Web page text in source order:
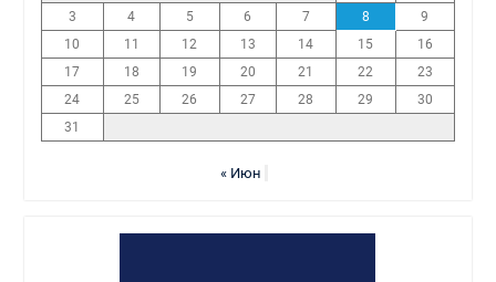
3
4 5 6 7 8
9
10
11 12 13 14 15
16
17
18 19 20 21 22
23
24
25 26 27 28 29
30
31
« Июн